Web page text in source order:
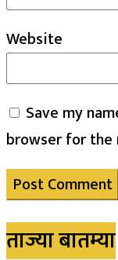
Website
Save my
browser for
ताज्या बातम्या